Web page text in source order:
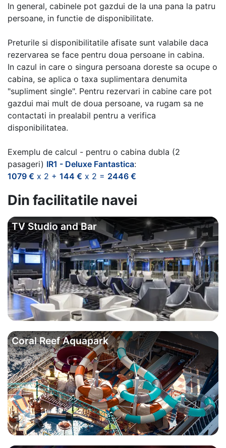
In general, cabinele pot gazdui de la una pana la patru
persoane, in functie de disponibilitate.
Preturile si disponibilitatile afisate sunt valabile daca
rezervarea se face pentru doua persoane in cabina.
In cazul in care o singura persoana doreste sa ocupe o
cabina, se aplica o taxa suplimentara denumita
"supliment single". Pentru rezervari in cabine care pot
gazdui mai mult de doua persoane, va rugam sa ne
contactati in prealabil pentru a verifica
disponibilitatea.
Exemplu de calcul - pentru o cabina dubla (2
pasageri) IR1 - Deluxe Fantastica:
1079 € x 2 + 144 € x 2 = 2446 €
Din facilitatile navei
TV Studio and Bar
Coral Reef Aquapark